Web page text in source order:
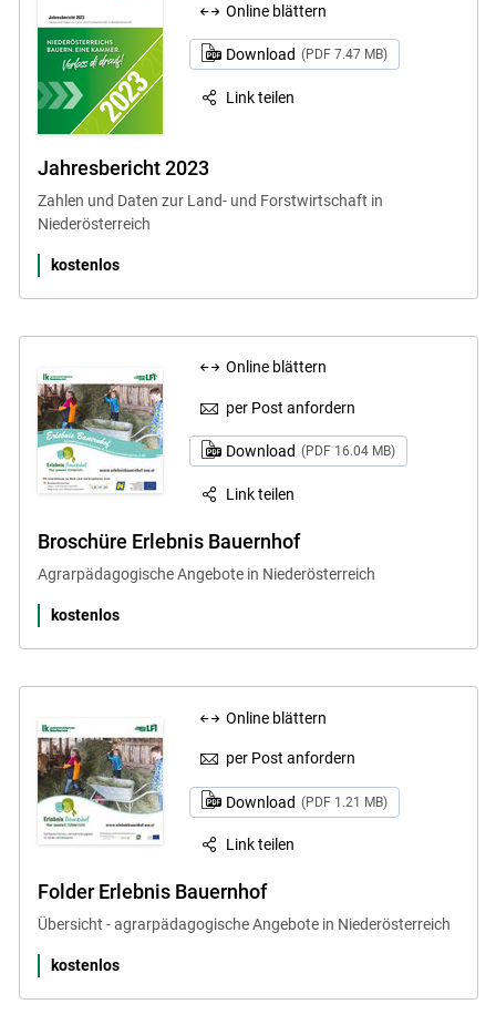
Online blättern
Download (PDF 7.47 MB)
Link teilen
Jahresbericht 2023
Zahlen und Daten zur Land- und Forstwirtschaft in
Niederösterreich
kostenlos
Online blättern
per Post anfordern
Download (PDF 16.04 MB)
Link teilen
Broschüre Erlebnis Bauernhof
Agrarpädagogische Angebote in Niederösterreich
kostenlos
Online blättern
per Post anfordern
Download (PDF 1.21 MB)
Link teilen
Folder Erlebnis Bauernhof
Übersicht - agrarpädagogische Angebote in Niederösterreich
kostenlos